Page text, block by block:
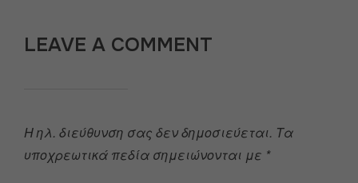
LEAVE A COMMENT
Η ηλ. διεύθυνση σας δεν δημοσιεύεται. Τα
υποχρεωτικά πεδία σημειώνονται με *